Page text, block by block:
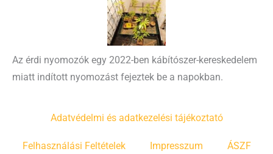
Az érdi nyomozók egy 2022-ben kábítószer-kereskedelem
miatt indított nyomozást fejeztek be a napokban.
Adatvédelmi és adatkezelési tájékoztató
Felhasználási Feltételek Impresszum ÁSZF